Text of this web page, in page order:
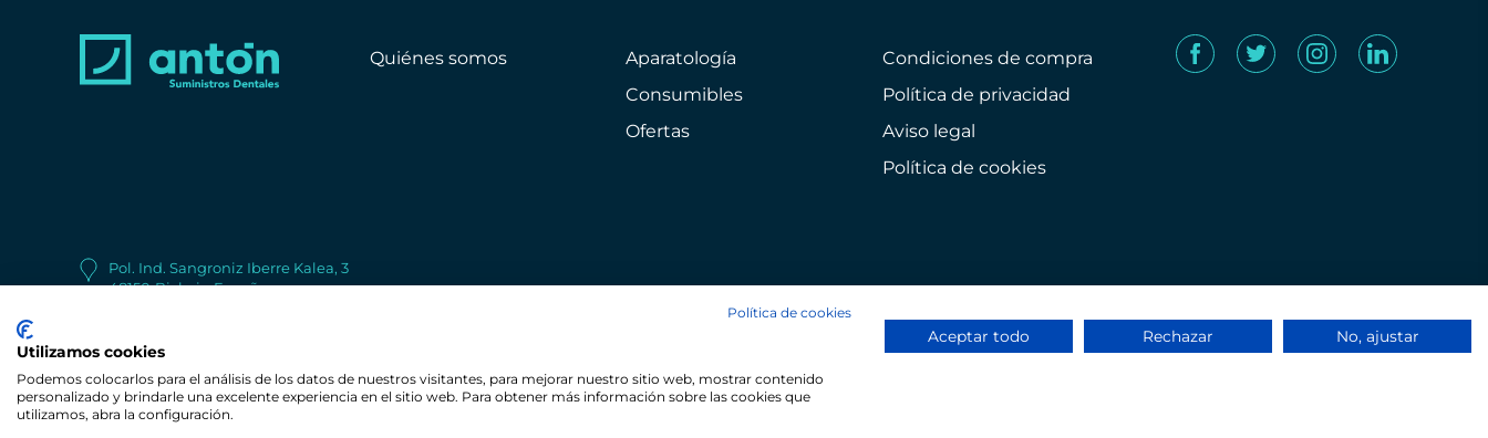
Quiénes somos
Aparatología
Consumibles
Ofertas
Condiciones de compra
Política de privacidad
Aviso legal
Política de cookies
Pol. Ind. Sangroniz Iberre Kalea, 3
48150 Bizkaia España
© Copyright Antón Suministros Dentales
Política de cookies
Utilizamos cookies
Podemos colocarlos para el análisis de los datos de nuestros visitantes, para mejorar nuestro sitio web, mostrar contenido
personalizado y brindarle una excelente experiencia en el sitio web. Para obtener más información sobre las cookies que
utilizamos, abra la configuración.
Aceptar todo Rechazar No, ajustar